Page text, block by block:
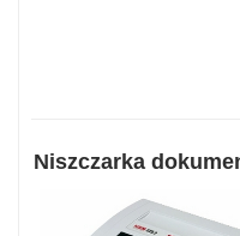
Niszczarka